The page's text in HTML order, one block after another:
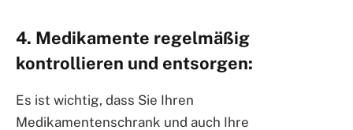
4. Medikamente regelmäßig
kontrollieren und entsorgen:
Es ist wichtig, dass Sie Ihren
Medikamentenschrank und auch Ihre